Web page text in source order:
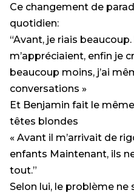
Ce changement de
quotidien:
“Avant, je riais
m’appréciaient, enfin je
beaucoup moins, j’ai
conversations »
Et Benjamin fait le
têtes blondes
« Avant il m’arrivait de
enfants Maintenant, ils
tout.”
Selon lui, le problème ne